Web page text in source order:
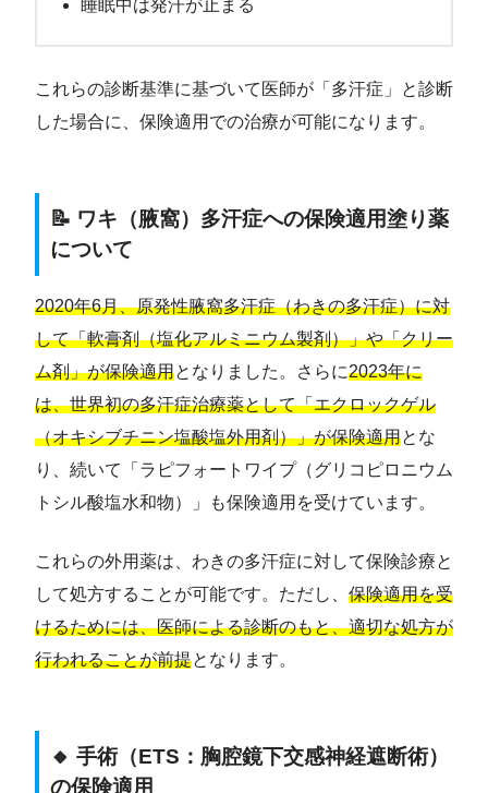
睡眠中は発汗が止まる
これらの診断基準に基づいて医師が「多汗症」と診断
した場合に、保険適用での治療が可能になります。
📝 ワキ（腋窩）多汗症への保険適用塗り薬
について
2020年6月、原発性腋窩多汗症（わきの多汗症）に対
して「軟膏剤（塩化アルミニウム製剤）」や「クリー
ム剤」が保険適用となりました。さらに2023年に
は、世界初の多汗症治療薬として「エクロックゲル
（オキシブチニン塩酸塩外用剤）」が保険適用とな
り、続いて「ラピフォートワイプ（グリコピロニウム
トシル酸塩水和物）」も保険適用を受けています。
これらの外用薬は、わきの多汗症に対して保険診療と
して処方することが可能です。ただし、 保険適用を受
けるためには、医師による診断のもと、適切な処方が
行われることが前提となります。
🔸 手術（ETS：胸腔鏡下交感神経遮断術）
の保険適用